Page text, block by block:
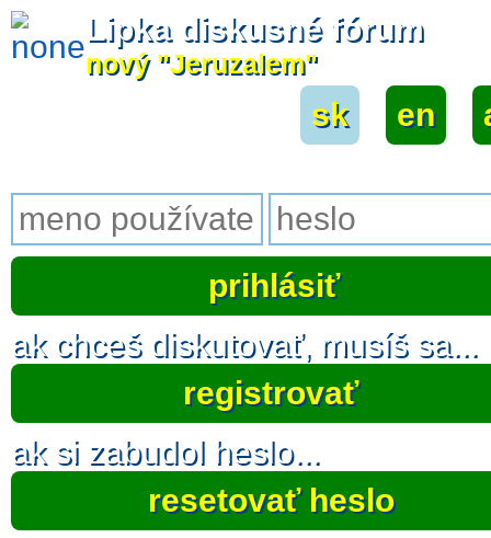
Lipka diskusné fórum
nový "Jeruzalem"
sk en
ak chceš diskutovať, musíš sa...
registrovať
ak si zabudol heslo...
resetovať heslo